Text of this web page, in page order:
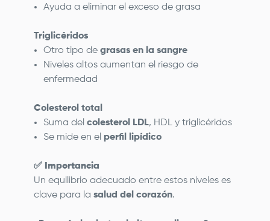
Ayuda a eliminar el exceso de grasa
Triglicéridos
Otro tipo de grasas en la sangre
Niveles altos aumentan el riesgo de
enfermedad
Colesterol total
Suma del colesterol LDL, HDL y triglicéridos
Se mide en el perfil lipídico
✅ Importancia
Un equilibrio adecuado entre estos niveles es
clave para la salud del corazón.